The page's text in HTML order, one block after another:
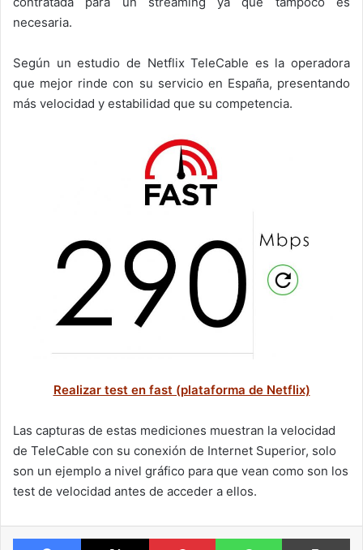
necesaria.
Según un estudio de Netflix TeleCable es la operadora
que mejor rinde con su servicio en España, presentando
más velocidad y estabilidad que su competencia.
Realizar test en fast (plataforma de Netflix)
Las capturas de estas mediciones muestran la velocidad
de TeleCable con su conexión de Internet Superior, solo
son un ejemplo a nivel gráfico para que vean como son los
test de velocidad antes de acceder a ellos.
Facebook X Pinterest WhatsApp